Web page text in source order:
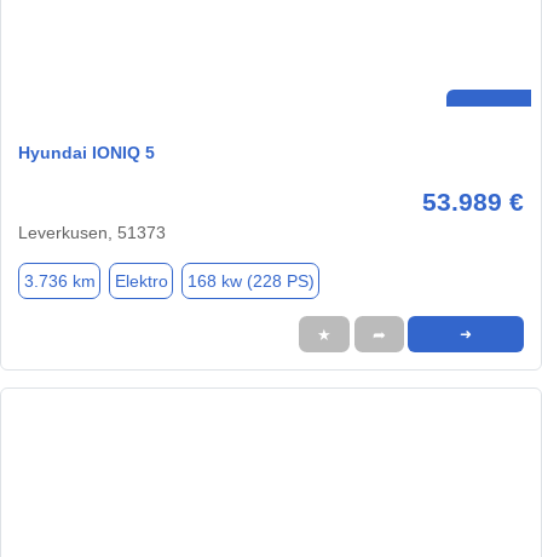
Hyundai IONIQ 5
53.989 €
Leverkusen, 51373
3.736 km Elektro 168 kw (228 PS)
★ ➦ ➜